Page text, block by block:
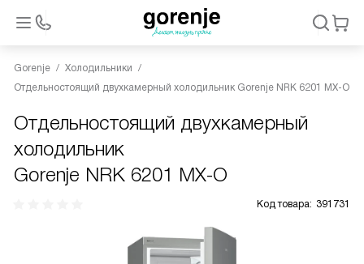
Gorenje
Холодильники
Отдельностоящий двухкамерный холодильник Gorenje NRK 6201 MX-O
Отдельностоящий двухкамерный
холодильник
Gorenje NRK 6201 MX-O
Код товара: 391731